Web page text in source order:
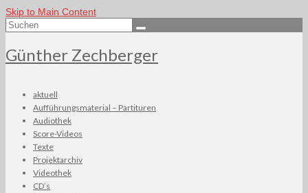
Skip to Main Content
Suchen
nach:
Günther Zechberger
aktuell
Aufführungsmaterial – Partituren
Audiothek
Score-Videos
Texte
Projektarchiv
Videothek
CD’s